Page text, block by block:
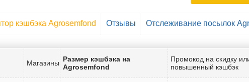
кэшбэка Agrosemfond Отзывы Отслеживание посылок
Магазины Размер кэшбэка на
Agrosemfond
Промокод на скидку
повышенный кэшбэк